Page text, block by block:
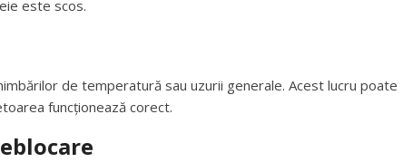
este scos.
de temperatură sau uzurii generale. Acest lucru poate
funcționează corect.